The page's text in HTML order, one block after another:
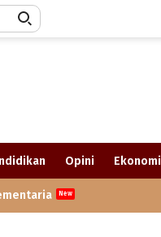
Opini Ekonomi